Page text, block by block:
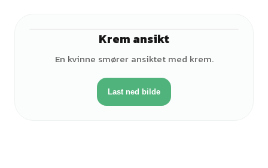
Krem ansikt
En kvinne smører ansiktet med krem.
Last ned bilde